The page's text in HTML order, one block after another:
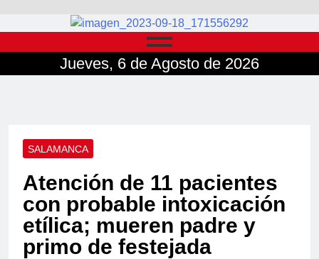
Jueves, 6 de Agosto de 2026
SALAMANCA
Atención de 11 pacientes
con probable intoxicación
etílica; mueren padre y
primo de festejada